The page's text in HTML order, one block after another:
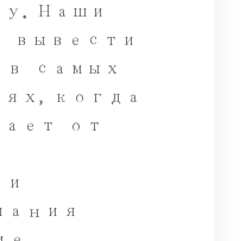
Наши
вывести
самых
когда
от